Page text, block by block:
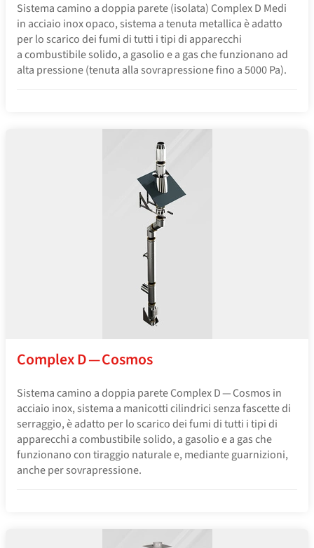
Sistema camino a doppia parete (isolata) Complex D Medi
in acciaio inox opaco, sistema a tenuta metallica è adatto
per lo scarico dei fumi di tutti i tipi di apparecchi
a combustibile solido, a gasolio e a gas che funzionano ad
alta pressione (tenuta alla sovrapressione fino a 5000 Pa).
Complex D — Cosmos
Sistema camino a doppia parete Complex D — Cosmos in
acciaio inox, sistema a manicotti cilindrici senza fascette di
serraggio, è adatto per lo scarico dei fumi di tutti i tipi di
apparecchi a combustibile solido, a gasolio e a gas che
funzionano con tiraggio naturale e, mediante guarnizioni,
anche per sovrapressione.